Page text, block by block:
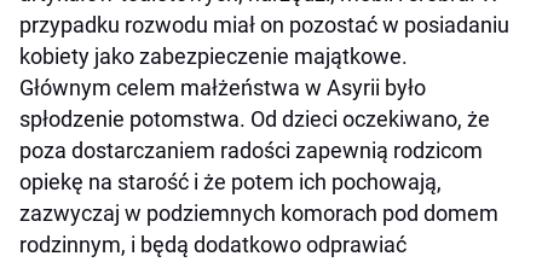
przypadku rozwodu miał on pozostać w posiadaniu
kobiety jako zabezpieczenie majątkowe.
Głównym celem małżeństwa w Asyrii było
spłodzenie potomstwa. Od dzieci oczekiwano, że
poza dostarczaniem radości zapewnią rodzicom
opiekę na starość i że potem ich pochowają,
zazwyczaj w podziemnych komorach pod domem
rodzinnym, i będą dodatkowo odprawiać